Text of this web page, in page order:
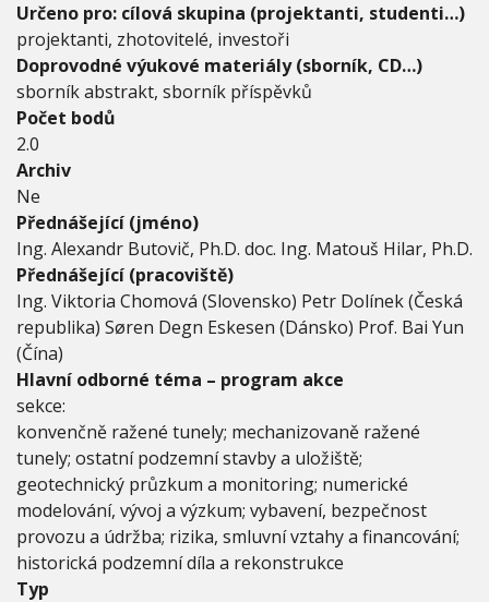
Určeno pro: cílová skupina (projektanti, studenti…)
projektanti, zhotovitelé, investoři
Doprovodné výukové materiály (sborník, CD…)
sborník abstrakt, sborník příspěvků
Počet bodů
2.0
Archiv
Ne
Přednášející (jméno)
Ing. Alexandr Butovič, Ph.D. doc. Ing. Matouš Hilar, Ph.D.
Přednášející (pracoviště)
Ing. Viktoria Chomová (Slovensko) Petr Dolínek (Česká
republika) Søren Degn Eskesen (Dánsko) Prof. Bai Yun
(Čína)
Hlavní odborné téma – program akce
sekce:
konvenčně ražené tunely; mechanizovaně ražené
tunely; ostatní podzemní stavby a uložiště;
geotechnický průzkum a monitoring; numerické
modelování, vývoj a výzkum; vybavení, bezpečnost
provozu a údržba; rizika, smluvní vztahy a financování;
historická podzemní díla a rekonstrukce
Typ